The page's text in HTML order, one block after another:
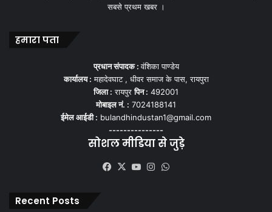
सबसे प्रथम खबर ।
हमारा पता
प्रधान संपादक :वंशिका पाण्डेय
कार्यालय : महादेवघाट , धीवर समाज के पास, रायपुरा
जिला : रायपुरपिन : 492001
मोबाइल नं. : 7024188141
ईमेल आईडी : bulandhindustan1@gmail.com
---------------
सोशल मीडिया से जुड़े
Facebook
X YouTubeInstagram
Recent Posts